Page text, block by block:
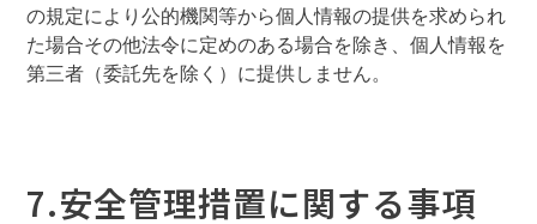
の規定により公的機関等から個人情報の提供を求められ
た場合その他法令に定めのある場合を除き、個人情報を
第三者（委託先を除く）に提供しません。
7.安全管理措置に関する事項